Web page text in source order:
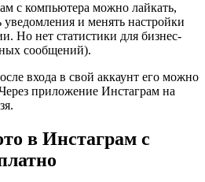
с компьютера можно лайкать,
уведомления и менять настройки
Но нет статистики для бизнес-
сообщений).
входа в свой аккаунт его можно
приложение Инстаграм на
в Инстаграм с